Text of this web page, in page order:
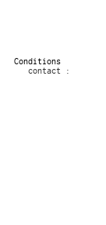
Conditions
contact :